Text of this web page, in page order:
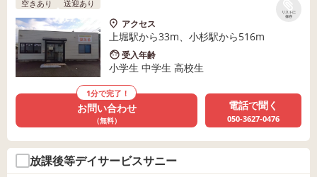
リストに
保存
空きあり 送迎あり
アクセス
上堀駅から33m、小杉駅から516m
受入年齢
小学生 中学生 高校生
1分で完了！
お問い合わせ
（無料）
電話で聞く
050-3627-0476
放課後等デイサービスサニー